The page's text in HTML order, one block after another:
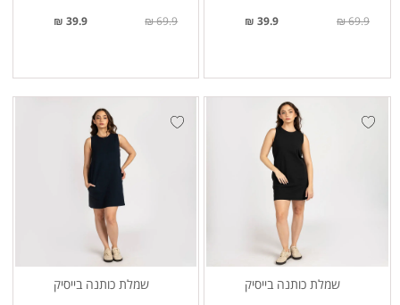
39.9 ₪ 69.9 ₪
39.9 ₪ 69.9 ₪
שמלת כותנה בייסיק שמלת כותנה בייסיק